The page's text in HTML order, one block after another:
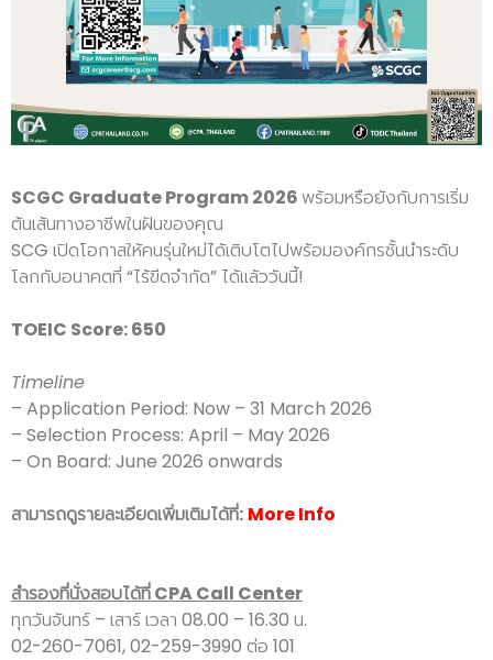
SCGC Graduate Program 2026พร้อมหรือยังกับการเริ่ม
ต้นเส้นทางอาชีพในฝันของคุณ
SCG เปิดโอกาสให้คนรุ่นใหม่ได้เติบโตไปพร้อมองค์กรชั้นนำระดับ
โลกกับอนาคตที่ “ไร้ขีดจำกัด” ได้แล้ววันนี้!
TOEIC Score: 650
Timeline
– Application Period: Now – 31 March 2026
– Selection Process: April – May 2026
– On Board: June 2026 onwards
สามารถดูรายละเอียดเพิ่มเติมได้ที่: More Info
สำรองที่นั่งสอบได้ที่ CPA Call Center
ทุกวันจันทร์ – เสาร์ เวลา 08.00 – 16.30 น.
02-260-7061, 02-259-3990 ต่อ 101